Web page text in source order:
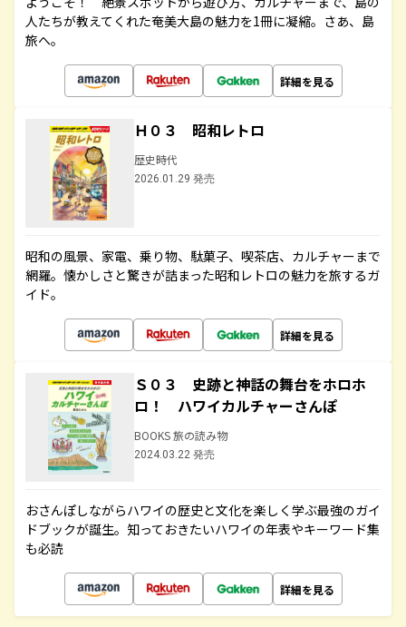
人たちが教えてくれた奄美大島の魅力を1冊に凝縮。さあ、島
旅へ。
詳細を見る
Ｈ０３ 昭和レトロ
歴史時代
2026.01.29 発売
昭和の風景、家電、乗り物、駄菓子、喫茶店、カルチャーまで
網羅。懐かしさと驚きが詰まった昭和レトロの魅力を旅するガ
イド。
詳細を見る
Ｓ０３ 史跡と神話の舞台をホロホ
ロ！ ハワイカルチャーさんぽ
BOOKS 旅の読み物
2024.03.22 発売
おさんぽしながらハワイの歴史と文化を楽しく学ぶ最強のガイ
ドブックが誕生。知っておきたいハワイの年表やキーワード集
も必読
詳細を見る